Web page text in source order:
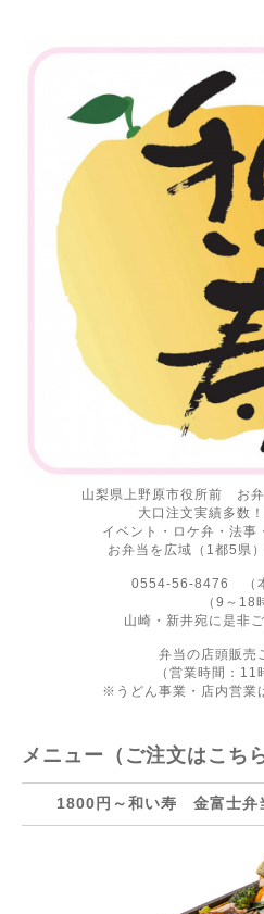
山梨県上野原市役所前 お弁
大口注文実績多数
イベント・ロケ弁・法事
お弁当を広域（1都5県
0554-56-8476 （本
（9～18
山崎・新井宛に是非
弁当の店頭販売
（営業時間：11
※うどん事業・店内営業
メニュー（ご注文はこち
1800円～和い寿 金富士弁